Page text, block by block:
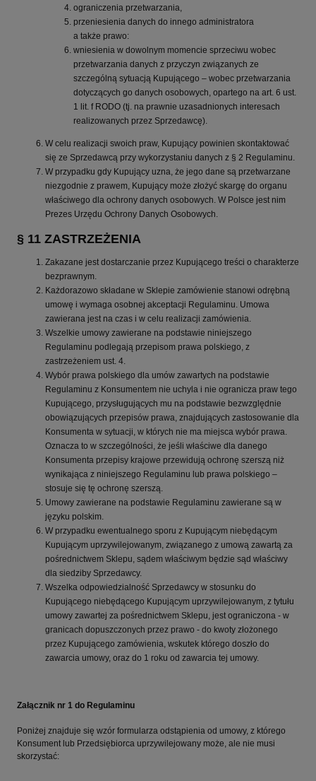
ograniczenia przetwarzania,
przeniesienia danych do innego administratora
a także prawo:
wniesienia w dowolnym momencie sprzeciwu wobec
przetwarzania danych z przyczyn związanych ze
szczególną sytuacją Kupującego – wobec przetwarzania
dotyczących go danych osobowych, opartego na art. 6 ust.
1 lit. f RODO (tj. na prawnie uzasadnionych interesach
realizowanych przez Sprzedawcę).
W celu realizacji swoich praw, Kupujący powinien skontaktować
się ze Sprzedawcą przy wykorzystaniu danych z § 2 Regulaminu.
W przypadku gdy Kupujący uzna, że jego dane są przetwarzane
niezgodnie z prawem, Kupujący może złożyć skargę do organu
właściwego dla ochrony danych osobowych. W Polsce jest nim
Prezes Urzędu Ochrony Danych Osobowych.
§ 11 ZASTRZEŻENIA
Zakazane jest dostarczanie przez Kupującego treści o charakterze
bezprawnym.
Każdorazowo składane w Sklepie zamówienie stanowi odrębną
umowę i wymaga osobnej akceptacji Regulaminu. Umowa
zawierana jest na czas i w celu realizacji zamówienia.
Wszelkie umowy zawierane na podstawie niniejszego
Regulaminu podlegają przepisom prawa polskiego, z
zastrzeżeniem ust. 4.
Wybór prawa polskiego dla umów zawartych na podstawie
Regulaminu z Konsumentem nie uchyla i nie ogranicza praw tego
Kupującego, przysługujących mu na podstawie bezwzględnie
obowiązujących przepisów prawa, znajdujących zastosowanie dla
Konsumenta w sytuacji, w których nie ma miejsca wybór prawa.
Oznacza to w szczególności, że jeśli właściwe dla danego
Konsumenta przepisy krajowe przewidują ochronę szerszą niż
wynikająca z niniejszego Regulaminu lub prawa polskiego –
stosuje się tę ochronę szerszą.
Umowy zawierane na podstawie Regulaminu zawierane są w
języku polskim.
W przypadku ewentualnego sporu z Kupującym niebędącym
Kupującym uprzywilejowanym, związanego z umową zawartą za
pośrednictwem Sklepu, sądem właściwym będzie sąd właściwy
dla siedziby Sprzedawcy.
Wszelka odpowiedzialność Sprzedawcy w stosunku do
Kupującego niebędącego Kupującym uprzywilejowanym, z tytułu
umowy zawartej za pośrednictwem Sklepu, jest ograniczona - w
granicach dopuszczonych przez prawo - do kwoty złożonego
przez Kupującego zamówienia, wskutek którego doszło do
zawarcia umowy, oraz do 1 roku od zawarcia tej umowy.
Załącznik nr 1 do Regulaminu
Poniżej znajduje się wzór formularza odstąpienia od umowy, z którego
Konsument lub Przedsiębiorca uprzywilejowany może, ale nie musi
skorzystać: